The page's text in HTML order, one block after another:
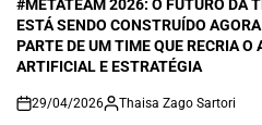
#METATEAM 2026: O FUTURO DA
ESTÁ SENDO CONSTRUÍDO
PARTE DE UM TIME QUE RECRIA
ARTIFICIAL E ESTRATÉGIA
on
29/04/2026 Thaisa Zago Sartori